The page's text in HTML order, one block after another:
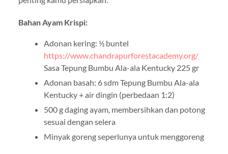
Bahan Ayam Krispi:
Adonan kering: ½ buntel
https://www.chandrapurforestacademy.org/
Sasa Tepung Bumbu Ala-ala Kentucky 225 gr
Adonan basah: 6 sdm Tepung Bumbu Ala-ala
Kentucky + air dingin (perbedaan 1:2)
500 g daging ayam, membersihkan dan potong
sesuai dengan selera
Minyak goreng seperlunya untuk menggoreng